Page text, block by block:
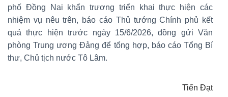
phố Đồng Nai khẩn trương triển khai thực hiện các
nhiệm vụ nêu trên, báo cáo Thủ tướng Chính phủ kết
quả thực hiện trước ngày 15/6/2026, đồng gửi Văn
phòng Trung ương Đảng để tổng hợp, báo cáo Tổng Bí
thư, Chủ tịch nước Tô Lâm.
Tiến Đạt